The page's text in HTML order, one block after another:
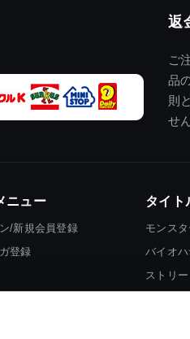
返
ご
品
則
せ
ニュー
/新規会員登録
登録
タイト
モンス
バイオ
ストリ